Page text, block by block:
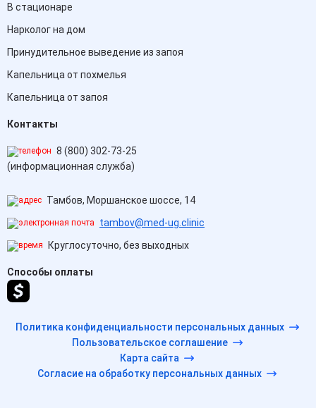
В стационаре
Нарколог на дом
Принудительное выведение из запоя
Капельница от похмелья
Капельница от запоя
Контакты
8 (800) 302-73-25
(информационная служба)
Тамбов, Моршанское шоссе, 14
tambov@med-ug.clinic
Круглосуточно, без выходных
Способы оплаты
Политика конфиденциальности персональных данных
Пользовательское соглашение
Карта сайта
Согласие на обработку персональных данных